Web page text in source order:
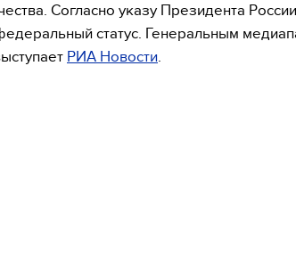
Согласно указу Президента
статус. Генеральным
РИА Новости